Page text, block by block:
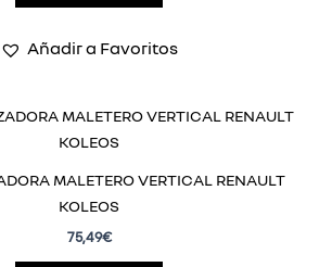
Añadir a Favoritos
MALETERO VERTICAL RENAULT
KOLEOS
75,49€